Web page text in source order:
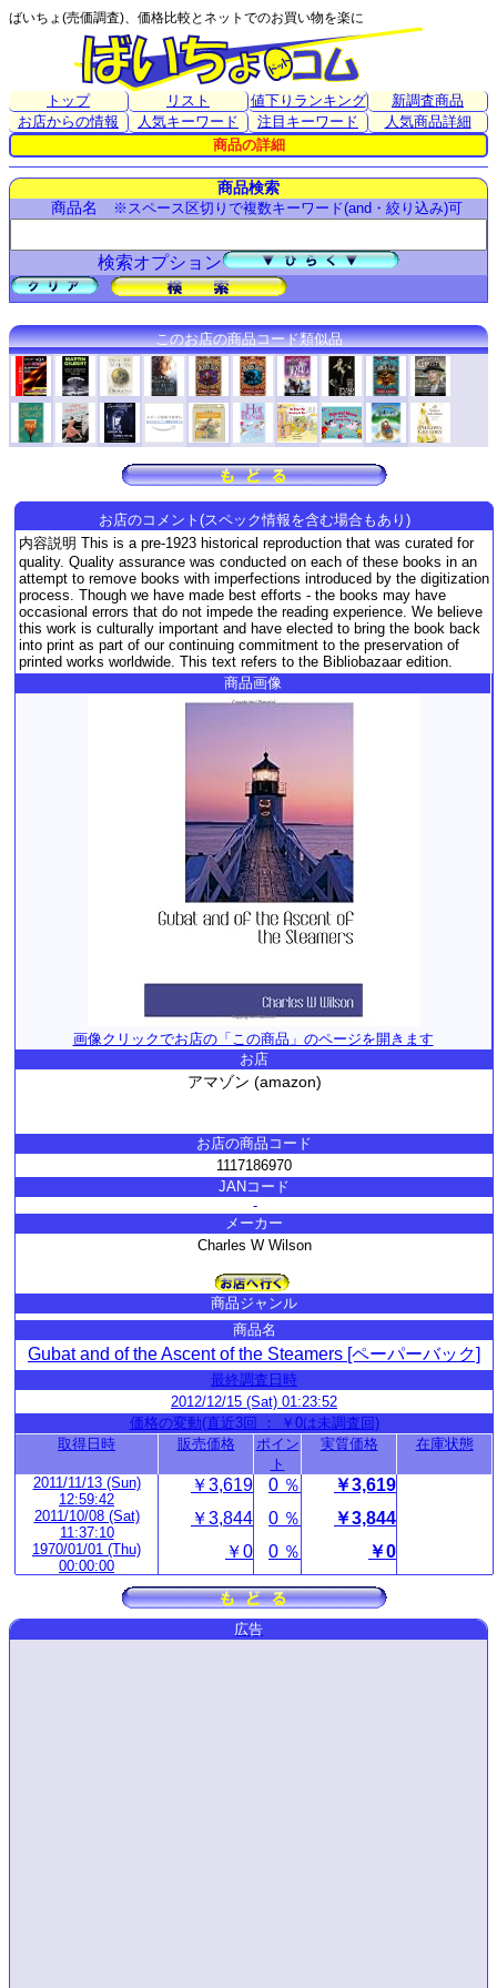
ばいちょ(売価調査)、価格比較とネットでのお買い物を楽に
トップ リスト 値下りランキング
新調査商品
お店からの情報
人気キーワード 注目キーワード
人気商品詳細
商品の詳細
お店のコメント(スペック情報を含む場合もあり)
内容説明 This is a pre-1923 historical reproduction that was curated for
quality. Quality assurance was conducted on each of these books in an
attempt to remove books with imperfections introduced by the digitization
process. Though we have made best efforts - the books may have
occasional errors that do not impede the reading experience. We believe
this work is culturally important and have elected to bring the book back
into print as part of our continuing commitment to the preservation of
printed works worldwide. This text refers to the Bibliobazaar edition.
商品画像
画像クリックでお店の「この商品」のページを開きます
お店
アマゾン (amazon)
お店の商品コード
1117186970
JANコード
-
メーカー
Charles W Wilson
商品ジャンル
商品名
Gubat and of the Ascent of the Steamers [ペーパーバック]
最終調査日時
2012/12/15 (Sat) 01:23:52
価格の変動(直近3回 ： ￥0は未調査回)
取得日時
販売価格
ポイン
ト
実質価格 在庫状態
2011/11/13 (Sun)
12:59:42
￥3,619 0 ％ ￥3,619
2011/10/08 (Sat)
11:37:10
￥3,844 0 ％ ￥3,844
1970/01/01 (Thu)
00:00:00
￥0 0 ％ ￥0
商品検索
商品名
※スペース区切りで複数キーワード(and・絞り込み)可
検索オプション
このお店の商品コード類似品
広告